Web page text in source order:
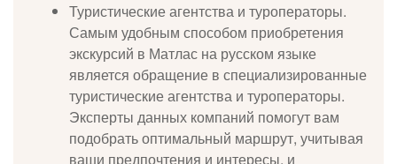
Туристические агентства и туроператоры.
Самым удобным способом приобретения
экскурсий в Матлас на русском языке
является обращение в специализированные
туристические агентства и туроператоры.
Эксперты данных компаний помогут вам
подобрать оптимальный маршрут, учитывая
ваши предпочтения и интересы, и